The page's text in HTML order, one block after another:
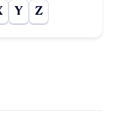
Y Z